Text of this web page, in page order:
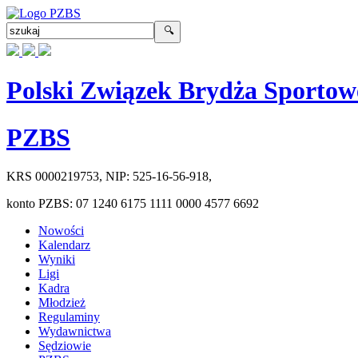
Polski Związek Brydża
PZBS
KRS 0000219753, NIP: 525-16-56-918,
konto PZBS: 07 1240 6175 1111 0000 4577 6692
Nowości
Kalendarz
Wyniki
Ligi
Kadra
Młodzież
Regulaminy
Wydawnictwa
Sędziowie